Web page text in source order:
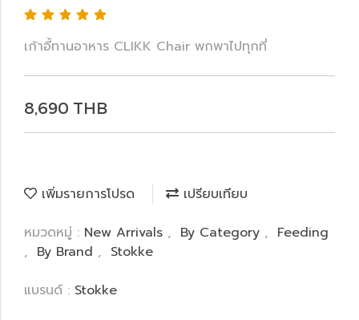
เก้าอี้ทานอาหาร CLIKK Chair พกพาไปทุกที่
8,690 THB
เพิ่มรายการโปรด
เปรียบเทียบ
หมวดหมู่ : New Arrivals , By Category , Feeding
, By Brand , Stokke
แบรนด์ : Stokke